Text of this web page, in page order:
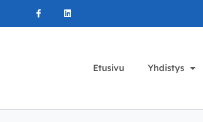
Etusivu Yhdistys